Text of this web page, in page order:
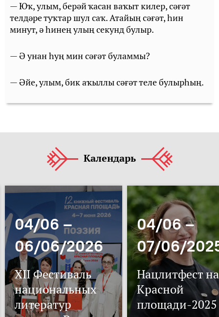
— Юҡ, улым, берәй ҡасан ваҡыт килер, сәғәт
телдәре туҡтар шул саҡ. Атайың сәғәт, һин
минут, ә һинең улың секунд булыр.
— Ә унан һуң мин сәғәт буламмы?
— Әйе, улым, бик аҡыллы сәғәт теле булырһың.
Календарь
04/06 –
06/06/2026
XII Фестиваль
национальных
литератур
04/06 –
07/06/
Нацлитфест на
Красной
площади-2025